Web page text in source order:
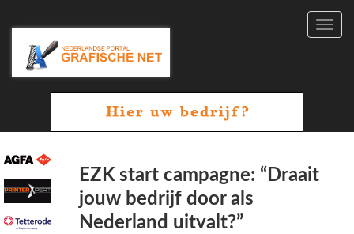
EZK start campagne: “Draait
jouw bedrijf door als
Nederland uitvalt?”